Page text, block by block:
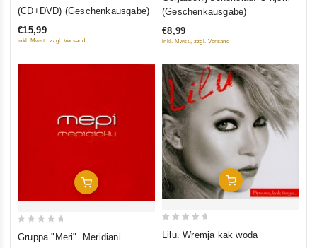
5
(CD+DVD) (Geschenkausgabe)
€15,99
inkl. Mwst., zzgl. Versand
out
5
(Geschenkausgabe)
€8,99
inkl. Mwst., zzgl. Versand
In Den Warenkorb
Gruppa "Meri". Meridiani
In Den Warenkorb
Lilu. Wremja kak woda